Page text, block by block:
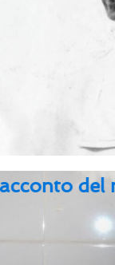
Gli scritti di